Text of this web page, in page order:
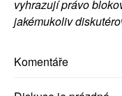
vyhrazují právo
jakémukoliv
Komentáře